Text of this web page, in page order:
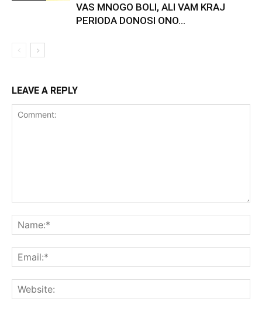
VAS MNOGO BOLI, ALI VAM KRAJ
PERIODA DONOSI ONO...
LEAVE A REPLY